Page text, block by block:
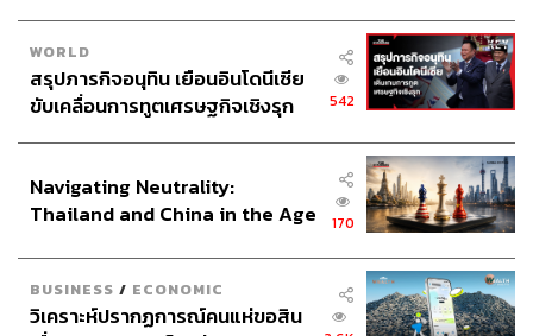
WORLD
สรุปภารกิจอนุทิน เยือนอินโดนีเซีย
ขับเคลื่อนการทูตเศรษฐกิจเชิงรุก
542
Navigating Neutrality:
Thailand and China in the Age
170
BUSINESS / ECONOMIC
วิเคราะห์ปรากฏการณ์คนแห่ขอสิน